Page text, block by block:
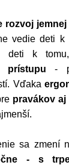
rozvoj
vedie deti k
deti k
prístupu -
Vďaka
pravákov
sa zmení
- s